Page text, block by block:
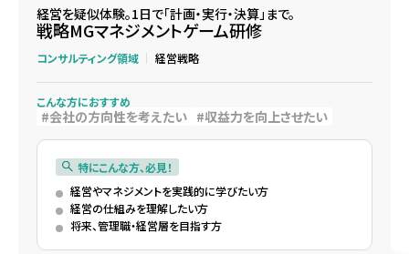
経営を疑似体験。1日で「計画・実行・決算」まで。
戦略MGマネジメントゲーム研修
コンサルティング領域 経営戦略
こんな方におすすめ
会社の方向性を考えたい 収益力を向上させたい
特にこんな方、必見！
経営やマネジメントを実践的に学びたい方
経営の仕組みを理解したい方
将来、管理職・経営層を目指す方